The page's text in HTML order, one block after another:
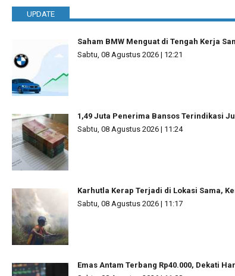
UPDATE
Saham BMW Menguat di Tengah Kerja
Sabtu, 08 Agustus 2026 | 12:21
1,49 Juta Penerima Bansos Terindikasi
Sabtu, 08 Agustus 2026 | 11:24
Karhutla Kerap Terjadi di Lokasi Sama,
Sabtu, 08 Agustus 2026 | 11:17
Emas Antam Terbang Rp40.000, Dekati